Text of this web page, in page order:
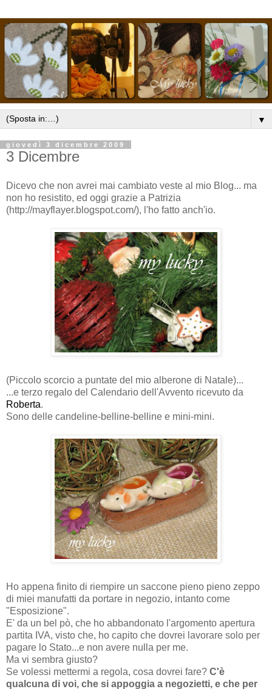
▼
giovedì 3 dicembre 2009
3 Dicembre
Dicevo che non avrei mai cambiato veste al mio Blog... ma
non ho resistito, ed oggi grazie a Patrizia
(http://mayflayer.blogspot.com/), l'ho fatto anch'io.
(Piccolo scorcio a puntate del mio alberone di Natale)...
...e terzo regalo del Calendario dell'Avvento ricevuto da
Roberta.
Sono delle candeline-belline-belline e mini-mini.
Ho appena finito di riempire un saccone pieno pieno zeppo
di miei manufatti da portare in negozio, intanto come
"Esposizione".
E' da un bel pò, che ho abbandonato l'argomento apertura
partita IVA, visto che, ho capito che dovrei lavorare solo per
pagare lo Stato...e non avere nulla per me.
Ma vi sembra giusto?
Se volessi mettermi a regola, cosa dovrei fare? C'è
qualcuna di voi, che si appoggia a negozietti, e che per